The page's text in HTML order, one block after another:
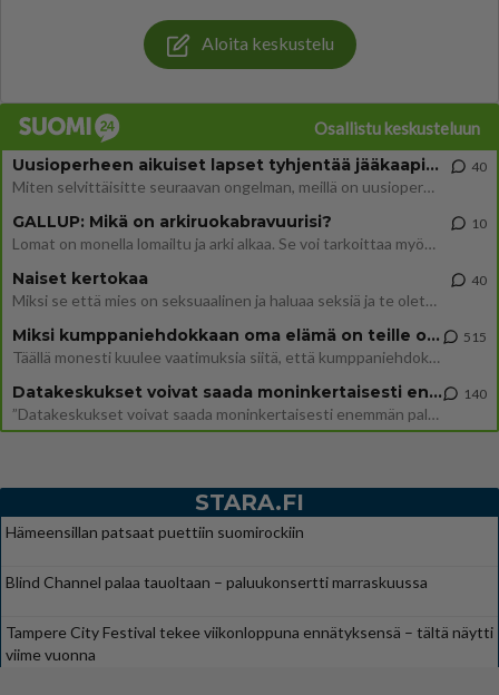
Aloita keskustelu
Osallistu keskusteluun
Uusioperheen aikuiset lapset tyhjentää jääkaapin käydessään
Miten selvittäisitte seuraavan ongelman, meillä on uusioperhe, minulla teini-ikäiset lapset ja puolisolla aikuiset, jotk
40
GALLUP: Mikä on arkiruokabravuurisi?
Lomat on monella lomailtu ja arki alkaa. Se voi tarkoittaa myös sitä, että grillailut on grillattu ja palataan arjen ruo
10
Naiset kertokaa
Miksi se että mies on seksuaalinen ja haluaa seksiä ja te olette hänen mielestänne haluttava on vastenmielistä? Mikä sii
40
Miksi kumppaniehdokkaan oma elämä on teille ongelma?
Täällä monesti kuulee vaatimuksia siitä, että kumppaniehdokkaalla ei saisi olla lemmikkejä, lapsia, kavereita, eksiä, su
515
Datakeskukset voivat saada moninkertaisesti enemmän palautuksia kuin mitä ne maksavat veroja
”Datakeskukset voivat saada moninkertaisesti enemmän palautuksia kuin mitä ne maksavat veroja”, sanoo professori Jussi K
140
STARA.FI
Hämeensillan patsaat puettiin suomirockiin
Blind Channel palaa tauoltaan – paluukonsertti marraskuussa
Tampere City Festival tekee viikonloppuna ennätyksensä – tältä näytti
viime vuonna